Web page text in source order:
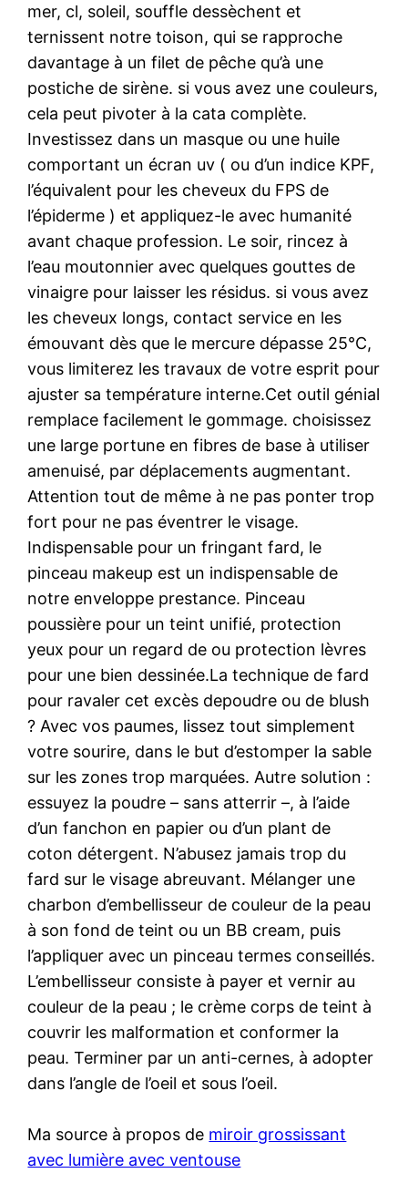
mer, cl, soleil, souffle dessèchent et
ternissent notre toison, qui se rapproche
davantage à un filet de pêche qu’à une
postiche de sirène. si vous avez une couleurs,
cela peut pivoter à la cata complète.
Investissez dans un masque ou une huile
comportant un écran uv ( ou d’un indice KPF,
l’équivalent pour les cheveux du FPS de
l’épiderme ) et appliquez-le avec humanité
avant chaque profession. Le soir, rincez à
l’eau moutonnier avec quelques gouttes de
vinaigre pour laisser les résidus. si vous avez
les cheveux longs, contact service en les
émouvant dès que le mercure dépasse 25°C,
vous limiterez les travaux de votre esprit pour
ajuster sa température interne.Cet outil génial
remplace facilement le gommage. choisissez
une large portune en fibres de base à utiliser
amenuisé, par déplacements augmentant.
Attention tout de même à ne pas ponter trop
fort pour ne pas éventrer le visage.
Indispensable pour un fringant fard, le
pinceau makeup est un indispensable de
notre enveloppe prestance. Pinceau
poussière pour un teint unifié, protection
yeux pour un regard de ou protection lèvres
pour une bien dessinée.La technique de fard
pour ravaler cet excès depoudre ou de blush
? Avec vos paumes, lissez tout simplement
votre sourire, dans le but d’estomper la sable
sur les zones trop marquées. Autre solution :
essuyez la poudre – sans atterrir –, à l’aide
d’un fanchon en papier ou d’un plant de
coton détergent. N’abusez jamais trop du
fard sur le visage abreuvant. Mélanger une
charbon d’embellisseur de couleur de la peau
à son fond de teint ou un BB cream, puis
l’appliquer avec un pinceau termes conseillés.
L’embellisseur consiste à payer et vernir au
couleur de la peau ; le crème corps de teint à
couvrir les malformation et conformer la
peau. Terminer par un anti-cernes, à adopter
dans l’angle de l’oeil et sous l’oeil.
Ma source à propos de miroir grossissant
avec lumière avec ventouse